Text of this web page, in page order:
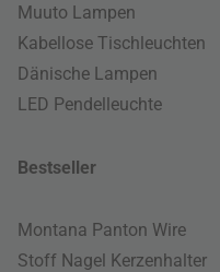
Muuto Lampen
Kabellose Tischleuchten
Dänische Lampen
LED Pendelleuchte
Bestseller
Montana Panton Wire
Stoff Nagel Kerzenhalter